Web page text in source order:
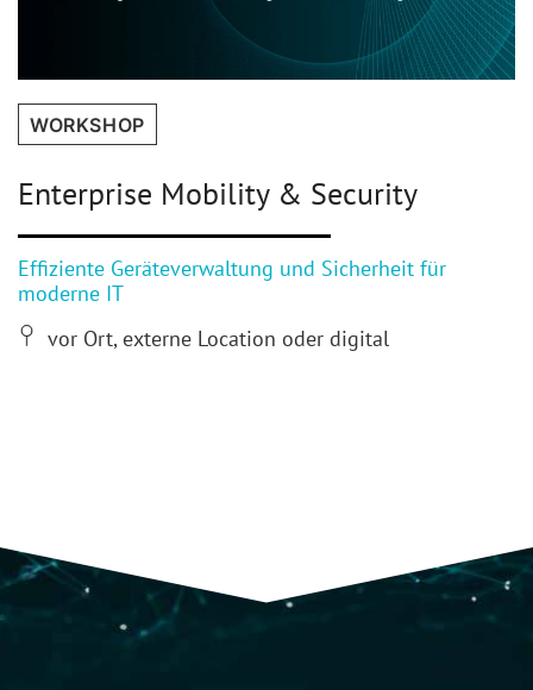
WORKSHOP
Enterprise Mobility & Security
Effiziente Geräteverwaltung und Sicherheit für
moderne IT
vor Ort, externe Location oder digital